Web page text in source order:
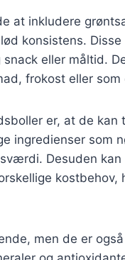
at inkludere
konsistens.
eller måltid.
frokost eller
er, at de kan
ingredienser som
Desuden
kostbehov,
men de er